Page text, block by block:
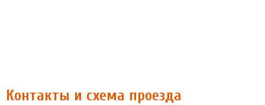
Контакты и схема проезда